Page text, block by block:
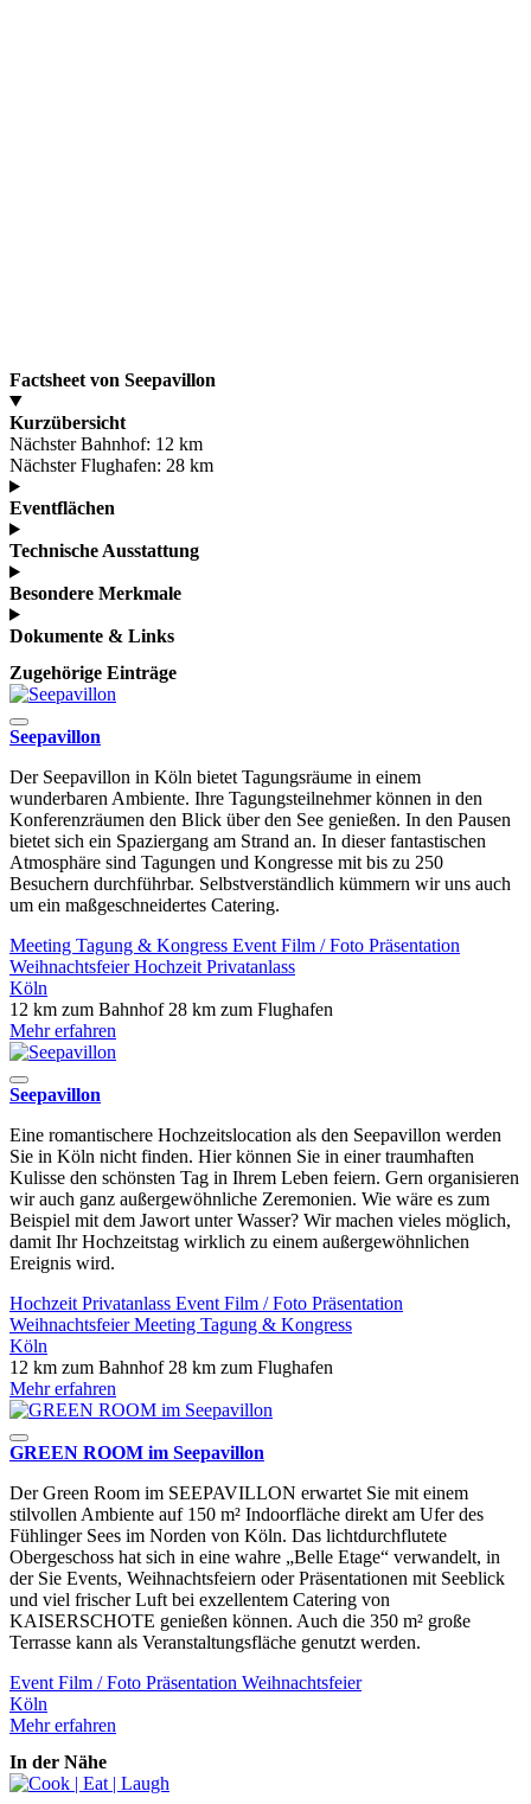
Factsheet von Seepavillon
Kurzübersicht
Nächster Bahnhof: 12 km
Nächster Flughafen: 28 km
Eventflächen
Technische Ausstattung
Besondere Merkmale
Dokumente & Links
Zugehörige Einträge
Seepavillon
Der Seepavillon in Köln bietet Tagungsräume in einem
wunderbaren Ambiente. Ihre Tagungsteilnehmer können in den
Konferenzräumen den Blick über den See genießen. In den Pausen
bietet sich ein Spaziergang am Strand an. In dieser fantastischen
Atmosphäre sind Tagungen und Kongresse mit bis zu 250
Besuchern durchführbar. Selbstverständlich kümmern wir uns auch
um ein maßgeschneidertes Catering.
Meeting Tagung & Kongress Event Film / Foto Präsentation
WeihnachtsfeierHochzeit Privatanlass
Köln
12 km zum Bahnhof 28 km zum Flughafen
Mehr erfahren
Seepavillon
Eine romantischere Hochzeitslocation als den Seepavillon werden
Sie in Köln nicht finden. Hier können Sie in einer traumhaften
Kulisse den schönsten Tag in Ihrem Leben feiern. Gern organisieren
wir auch ganz außergewöhnliche Zeremonien. Wie wäre es zum
Beispiel mit dem Jawort unter Wasser? Wir machen vieles möglich,
damit Ihr Hochzeitstag wirklich zu einem außergewöhnlichen
Ereignis wird.
Hochzeit Privatanlass Event Film / Foto Präsentation
WeihnachtsfeierMeeting Tagung & Kongress
Köln
12 km zum Bahnhof 28 km zum Flughafen
Mehr erfahren
GREEN ROOM im Seepavillon
Der Green Room im SEEPAVILLON erwartet Sie mit einem
stilvollen Ambiente auf 150 m² Indoorfläche direkt am Ufer des
Fühlinger Sees im Norden von Köln. Das lichtdurchflutete
Obergeschoss hat sich in eine wahre „Belle Etage“ verwandelt, in
der Sie Events, Weihnachtsfeiern oder Präsentationen mit Seeblick
und viel frischer Luft bei exzellentem Catering von
KAISERSCHOTE genießen können. Auch die 350 m² große
Terrasse kann als Veranstaltungsfläche genutzt werden.
Event Film / Foto Präsentation Weihnachtsfeier
Köln
Mehr erfahren
In der Nähe